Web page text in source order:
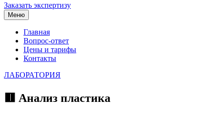
Заказать экспертизу
Меню
Главная
Вопрос-ответ
Цены и тарифы
Контакты
ЛАБОРАТОРИЯ
🟥 Анализ пластика